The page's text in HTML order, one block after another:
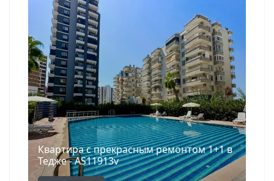
Квартира с прекрасным ремонтом 1+1 в
Тедже - AS11913v